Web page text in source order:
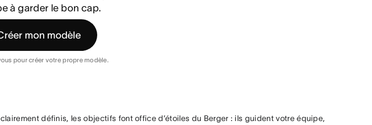
à garder le bon cap.
mon modèle
pour créer votre propre modèle.
clairement définis, les objectifs font office d’étoiles du Berger : ils guident votre équipe,